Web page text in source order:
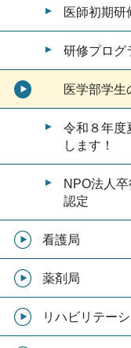
医師初期研
研修プログ
医学部学生
令和８年度
します！
NPO法人
認定
看護局
薬剤局
リハビリテー